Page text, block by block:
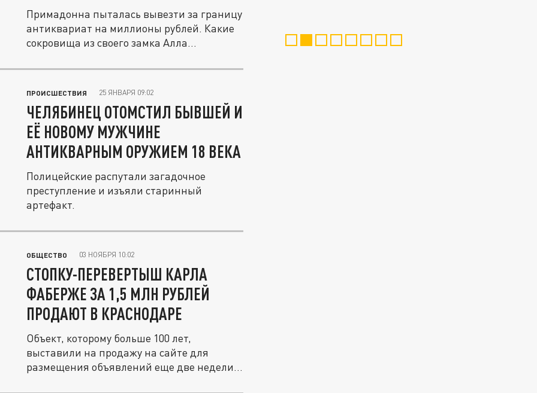
Примадонна пыталась вывезти за границу
антиквариат на миллионы рублей. Какие
сокровища из своего замка Алла...
ПРОИСШЕСТВИЯ 25 ЯНВАРЯ 09:02
ЧЕЛЯБИНЕЦ ОТОМСТИЛ БЫВШЕЙ И
ЕЁ НОВОМУ МУЖЧИНЕ
АНТИКВАРНЫМ ОРУЖИЕМ 18 ВЕКА
Полицейские распутали загадочное
преступление и изъяли старинный
артефакт.
ОБЩЕСТВО 03 НОЯБРЯ 10:02
СТОПКУ-ПЕРЕВЕРТЫШ КАРЛА
ФАБЕРЖЕ ЗА 1,5 МЛН РУБЛЕЙ
ПРОДАЮТ В КРАСНОДАРЕ
Объект, которому больше 100 лет,
выставили на продажу на сайте для
размещения объявлений еще две недели